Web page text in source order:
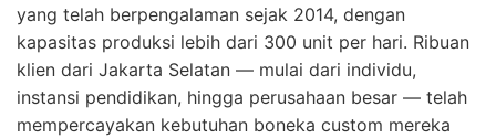
yang telah berpengalaman sejak 2014, dengan
kapasitas produksi lebih dari 300 unit per hari. Ribuan
klien dari Jakarta Selatan — mulai dari individu,
instansi pendidikan, hingga perusahaan besar — telah
mempercayakan kebutuhan boneka custom mereka